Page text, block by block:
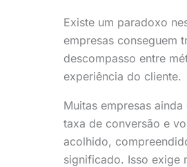
Existe um paradoxo
empresas conseguem
descompasso entre
experiência do cliente.
Muitas empresas
taxa de conversão e
acolhido,
significado. Isso exige